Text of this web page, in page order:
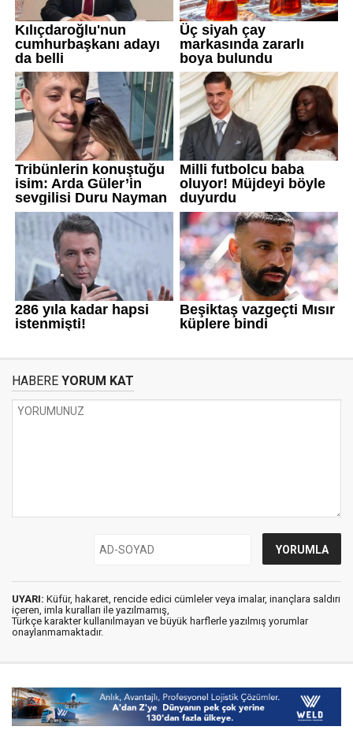
HABERE YORUM KAT
UYARI: Küfür, hakaret, rencide edici cümleler veya imalar, inançlara saldırı
içeren, imla kuralları ile yazılmamış,
Türkçe karakter kullanılmayan ve büyük harflerle yazılmış yorumlar
onaylanmamaktadır.